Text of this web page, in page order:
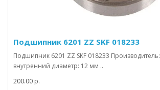
Подшипник 6201 ZZ SKF 018233
Подшипник 6201 ZZ SKF 018233
внутренний диаметр: 12 мм ..
200.00 р.